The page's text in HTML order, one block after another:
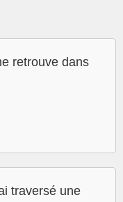
retrouve dans
traversé une